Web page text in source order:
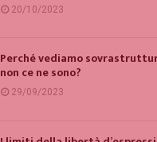
20/10/2023
Perché vediamo
non ce ne sono?
29/09/2023